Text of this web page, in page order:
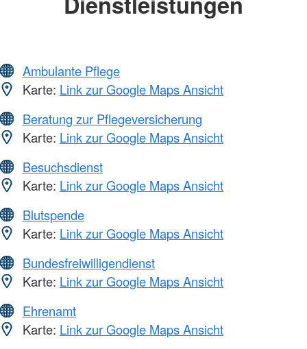
Ambulante Pflege
Karte: Link zur Google Maps Ansicht
Beratung zur Pflegeversicherung
Karte: Link zur Google Maps Ansicht
Besuchsdienst
Karte: Link zur Google Maps Ansicht
Blutspende
Karte: Link zur Google Maps Ansicht
Bundesfreiwilligendienst
Karte: Link zur Google Maps Ansicht
Ehrenamt
Karte: Link zur Google Maps Ansicht